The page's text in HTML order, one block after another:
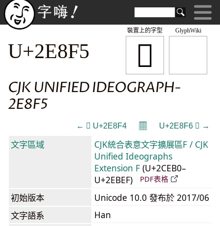
GlyphWiki
𮣵
裝置上的字型
U+2E8F5
CJK UNIFIED IDEOGRAPH-
2E8F5
← 𮣴 U+2E8F4 𝄜 U+2E8F6 𮣶 →
文字區域
CJK統合表意文字擴展區F / CJK
Unified Ideographs
Extension F (U+2CEB0–
U+2EBEF)
PDF表格
初始版本
Unicode 10.0 發布於 2017/06
文字語系
Han